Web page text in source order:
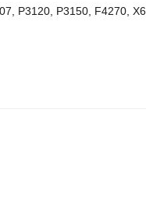
P3120, P3150, F4270,